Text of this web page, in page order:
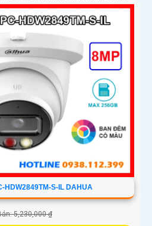
HDW2849TM-S-IL DAHUA
5,230,000 ₫